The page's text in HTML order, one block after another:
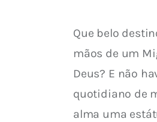
Que belo
mãos de um
Deus? E não
quotidiano de
alma uma